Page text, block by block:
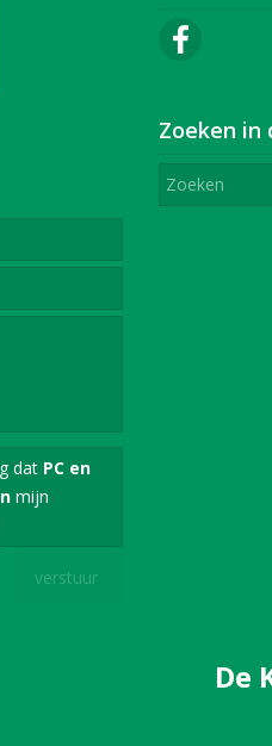
dat PC en
mijn
Zoeken in
De